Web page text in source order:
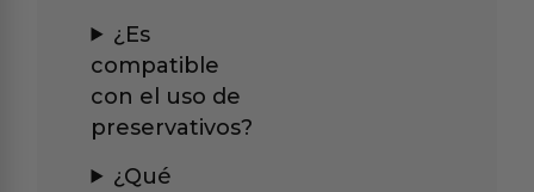
¿Es
compatible
con el uso de
preservativos?
¿Qué